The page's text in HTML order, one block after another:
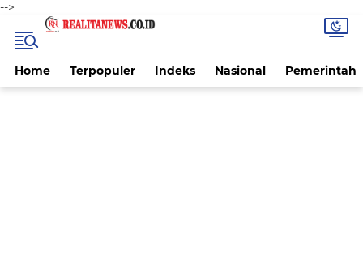
-->
Home Terpopuler Indeks Nasional Pemerintah